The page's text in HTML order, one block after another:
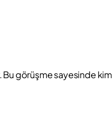
Bu görüşme sayesinde